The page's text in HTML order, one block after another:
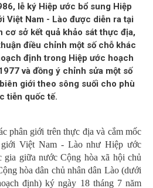
lễ ký Hiệp ước bổ sung Hiệp
Việt Nam - Lào được diễn ra tại
cơ sở kết quả khảo sát thực địa,
điều chỉnh một số chỗ khác
định trong Hiệp ước hoạch
và đồng ý chỉnh sửa một số
giới theo sông suối cho phù
tiễn quốc tế.
phân giới trên thực địa và cắm mốc
Việt Nam - Lào như Hiệp ước
gia giữa nước Cộng hòa xã hội chủ
hòa dân chủ nhân dân Lào (dưới
định) ký ngày 18 tháng 7 năm